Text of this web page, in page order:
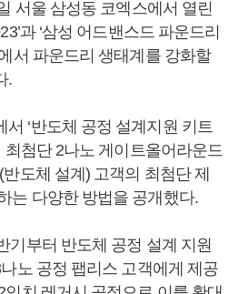
서울 삼성동 코엑스에서 열린
과 ‘삼성 어드밴스드 파운드리
서 파운드리 생태계를 강화할
.
‘반도체 공정 설계지원 키트
최첨단 2나노 게이트올어라운드
도체 설계) 고객의 최첨단 제
는 다양한 방법을 공개했다.
기부터 반도체 공정 설계 지원
노 공정 팹리스 고객에게 제공